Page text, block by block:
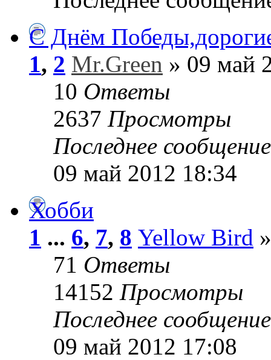
С Днём
1, 2 Mr.Green » 09 май
10 Ответы
2637 Просмотры
Последнее
09 май 2012 18:34
Хобби
1 ... 6, 7, 8 Yellow Bird
71 Ответы
14152 Просмотры
Последнее
09 май 2012 17:08